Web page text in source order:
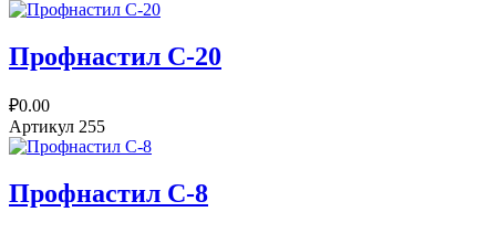
Профнастил С-20
₽0.00
Артикул 255
Профнастил С-8